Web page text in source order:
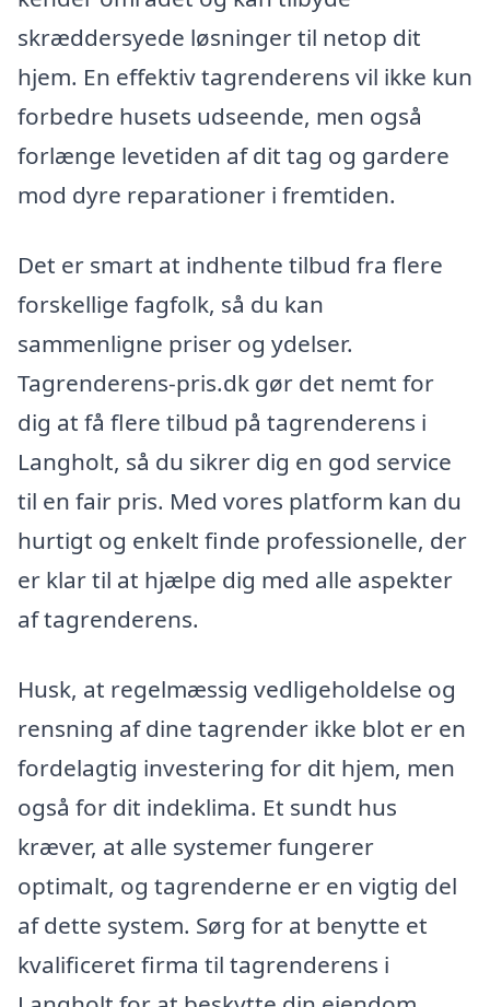
skræddersyede løsninger til netop dit
hjem. En effektiv tagrenderens vil ikke kun
forbedre husets udseende, men også
forlænge levetiden af dit tag og gardere
mod dyre reparationer i fremtiden.
Det er smart at indhente tilbud fra flere
forskellige fagfolk, så du kan
sammenligne priser og ydelser.
Tagrenderens-pris.dk gør det nemt for
dig at få flere tilbud på tagrenderens i
Langholt, så du sikrer dig en god service
til en fair pris. Med vores platform kan du
hurtigt og enkelt finde professionelle, der
er klar til at hjælpe dig med alle aspekter
af tagrenderens.
Husk, at regelmæssig vedligeholdelse og
rensning af dine tagrender ikke blot er en
fordelagtig investering for dit hjem, men
også for dit indeklima. Et sundt hus
kræver, at alle systemer fungerer
optimalt, og tagrenderne er en vigtig del
af dette system. Sørg for at benytte et
kvalificeret firma til tagrenderens i